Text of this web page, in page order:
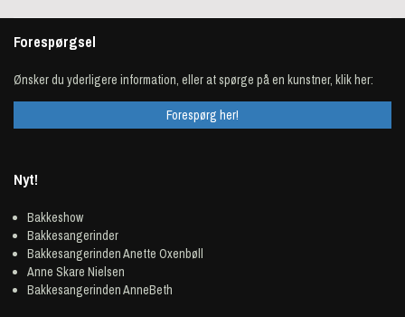
Forespørgsel
Ønsker du yderligere information, eller at spørge på en kunstner, klik her:
Forespørg her!
Nyt!
Bakkeshow
Bakkesangerinder
Bakkesangerinden Anette Oxenbøll
Anne Skare Nielsen
Bakkesangerinden AnneBeth